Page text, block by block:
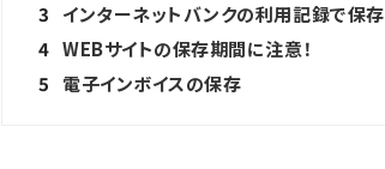
3
インターネットバンクの利用記録で保存
4 WEBサイトの保存期間に注意！
5
電子インボイスの保存